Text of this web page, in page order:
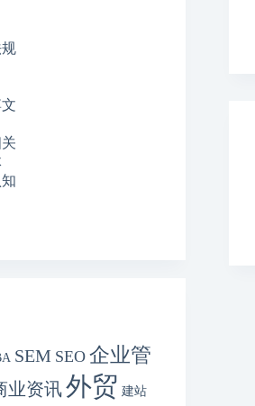
SEM SEO 企业管
业资讯外贸 建站